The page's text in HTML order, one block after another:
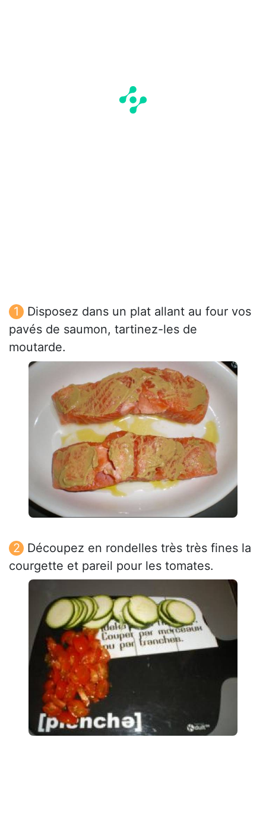
Disposez dans un plat allant au four vos
pavés de saumon, tartinez-les de
moutarde.
Découpez en rondelles très très fines la
courgette et pareil pour les tomates.